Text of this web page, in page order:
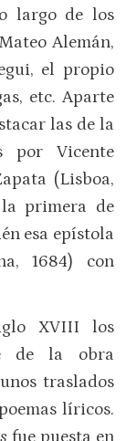
largo de los
Alemán,
el propio
etc. Aparte
las de la
por Vicente
(Lisboa,
la primera de
esa epístola
1684) con
XVIII los
de la obra
traslados
líricos.
fue puesta en